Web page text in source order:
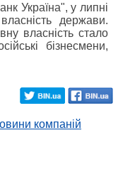
Україна", у липні
держави.
власність стало
бізнесмени,
компаній